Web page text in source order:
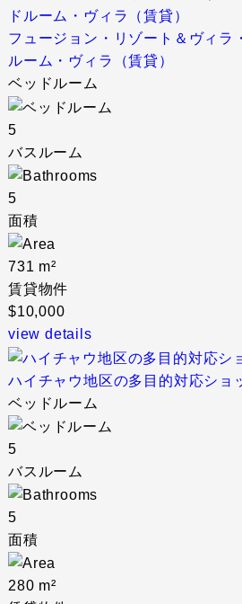
フュージョン・リゾート＆ヴィラ
ルーム・ヴィラ（賃貸）
ベッドルーム
5
バスルーム
5
面積
731 m²
賃貸物件
$10,000
view details
ハイチャウ地区の多目的対応ショ
ベッドルーム
5
バスルーム
5
面積
280 m²